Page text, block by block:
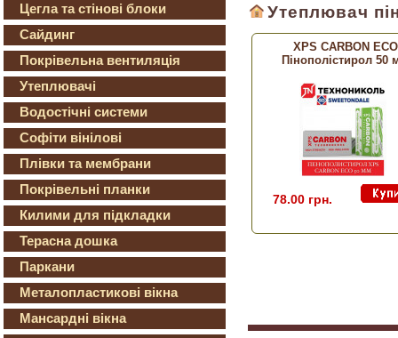
Цегла та стінові блоки
Сайдинг
Покрівельна вентиляція
Утеплювачі
Водостічні системи
Софіти вінілові
Плівки та мембрани
Покрівельні планки
Килими для підкладки
Терасна дошка
Паркани
Металопластикові вікна
Мансардні вікна
Утеплювач
XPS CARBON ECO
Пінополістирол 50
78.00 грн.